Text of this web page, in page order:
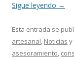
Sigue leyendo →
Esta entrada se
artesanal, Noticias y
asesoramiento,